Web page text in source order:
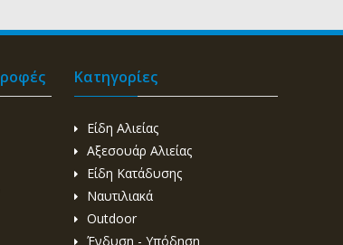
Κατηγορίες
Είδη Αλιείας
Αξεσουάρ Αλιείας
Είδη Κατάδυσης
Ναυτιλιακά
Outdoor
Ένδυση - Υπόδηση